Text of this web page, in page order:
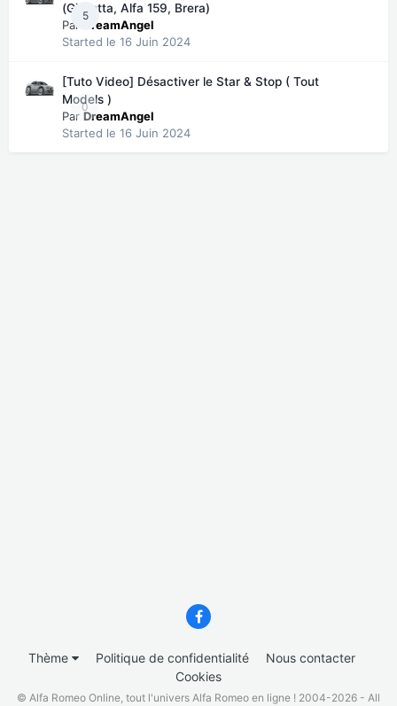
5
(Giulietta, Alfa 159, Brera)
Par
DreamAngel
Started le 16 Juin 2024
0
[Tuto Video] Désactiver le Star & Stop ( Tout
Models )
Par DreamAngel
Started le 16 Juin 2024
Thème Politique de confidentialité
Nous contacter
Cookies
© Alfa Romeo Online, tout l'univers Alfa Romeo en ligne ! 2004-2026 - All